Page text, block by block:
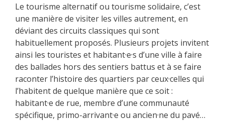
Le tourisme alternatif ou tourisme solidaire, c’est
une manière de visiter les villes autrement, en
déviant des circuits classiques qui sont
habituellement proposés. Plusieurs projets invitent
ainsi les touristes et habitant·e·s d’une ville à faire
des ballades hors des sentiers battus et à se faire
raconter l’histoire des quartiers par ceux·celles qui
l’habitent de quelque manière que ce soit :
habitant·e de rue, membre d’une communauté
spécifique, primo-arrivant·e ou ancien·ne du pavé…